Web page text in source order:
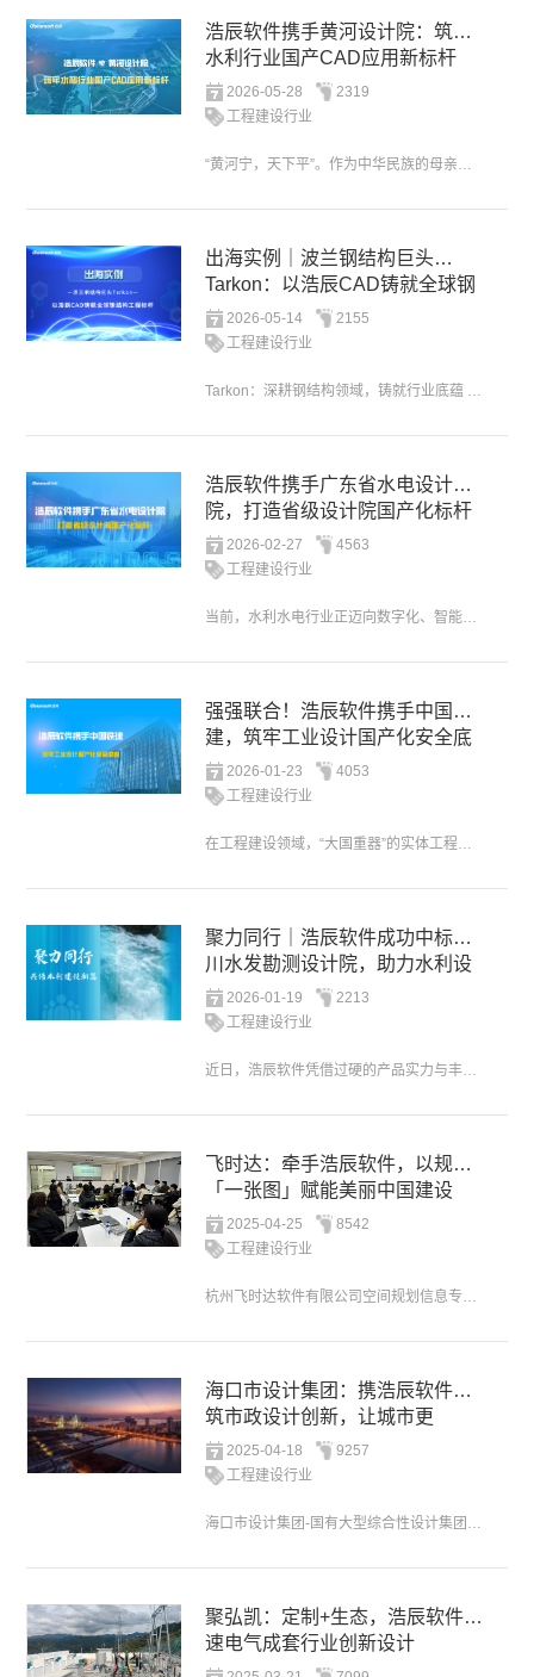
浩辰软件携手黄河设计院：筑牢
水利行业国产CAD应用新标杆
2026-05-28
2319
工程建设行业
“黄河宁，天下平”。作为中华民族的母亲河，黄河的治理保护自古以来就是关乎国计民生的重大工程。黄河勘测规划设计研究院有限公司（以下简称“黄河设计院”）始建于1956年，前身为水利部黄河水利委员会勘测规划...
出海实例｜波兰钢结构巨头
Tarkon：以浩辰CAD铸就全球钢
结构工程标杆
2026-05-14
2155
工程建设行业
Tarkon：深耕钢结构领域，铸就行业底蕴 Tarkon 是一家源自欧洲、专注钢结构工程领域的知名企业。公司成立于 2000 年，由波兰与比利时联合注资。自创立以来，Tarkon 凭借专业的钢结构设计...
浩辰软件携手广东省水电设计
院，打造省级设计院国产化标杆
2026-02-27
4563
工程建设行业
当前，水利水电行业正迈向数字化、智能化转型的关键阶段，国家水利建设全面提速与国产化替代政策深化并行，行业却普遍面临技术更新滞后、数据孤岛凸显、国外软件依赖导致的安全隐患、多专业协同效率低下等共性难题。...
强强联合！浩辰软件携手中国铁
建，筑牢工业设计国产化安全底
座 2026-01-23
4053
工程建设行业
在工程建设领域，“大国重器”的实体工程质量与数字化设计能力深度绑定，直接关系到国家战略安全与行业发展根基。作为全球顶尖的综合建设集团，中国铁建股份有限公司（以下简称 “中国铁建”）在迈向“百年工程”...
聚力同行｜浩辰软件成功中标四
川水发勘测设计院，助力水利设
计国产化升级
2026-01-19
2213
工程建设行业
近日，浩辰软件凭借过硬的产品实力与丰富的行业服务经验，在四川水发勘测设计研究有限公司（以下简称 “四川水发勘测设计院”）CAD 软件采购项目中成功中标，将为其提供全系列正版化设计解决方案，携手推动水利...
飞时达：牵手浩辰软件，以规划
「一张图」赋能美丽中国建设
2025-04-25
8542
工程建设行业
杭州飞时达软件有限公司空间规划信息专家浩辰CAD平台的二次开发接口更丰富，浩辰CAD基本涵盖国外CAD的接口，且挂接效率更快。而且浩辰软件提供了强大的二次开发技术支持，为我们公司的定制开发提供了坚实护...
海口市设计集团：携浩辰软件共
筑市政设计创新，让城市更
“CITY”
2025-04-18
9257
工程建设行业
海口市设计集团-国有大型综合性设计集团：CAD软件跟其他行政类软件不一样，如果不好用的话，会直接影响设计师的工作效率、降低企业的产能。考虑到浩辰软件拥有自主核心技术、软件产品也比较领先，所以我们选择浩...
聚弘凯：定制+生态，浩辰软件加
速电气成套行业创新设计